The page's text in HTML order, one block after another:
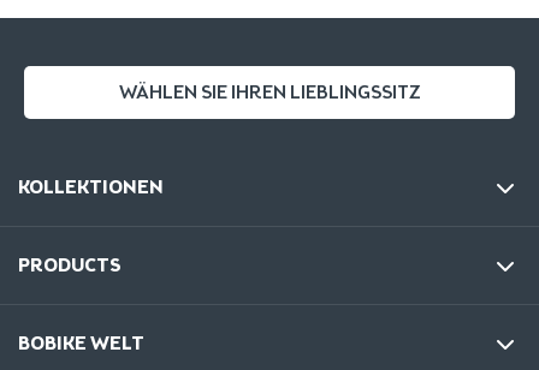
WÄHLEN SIE IHREN LIEBLINGSSITZ
KOLLEKTIONEN
PRODUCTS
BOBIKE WELT